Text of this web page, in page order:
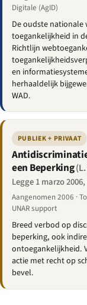
Digitale (AgID)
De oudste nationale
toegankelijkheid in
Richtlijn
en
herhaaldelijk
WAD.
PUBLIEK + PRIVAAT
een Beperking
Legge 1 marzo
Aangenomen 2006 ·
UNAR support
Breed verbod op
beperking, ook
ontoegankelijkheid.
actie met recht op
bevel.